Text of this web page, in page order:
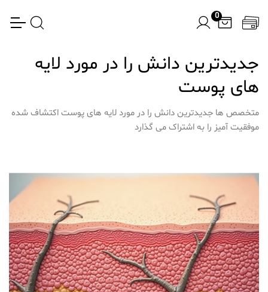
0
جدیدترین دانش را در مورد لایه
های پوست
متخصص ها جدیدترین دانش را در مورد لایه های پوست اکتشاف شده
موفقیت آمیز را به اشتراک می گذارد